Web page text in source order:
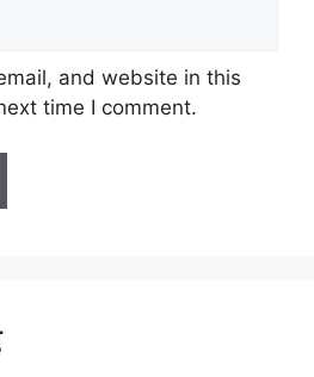
and website in this
time I comment.